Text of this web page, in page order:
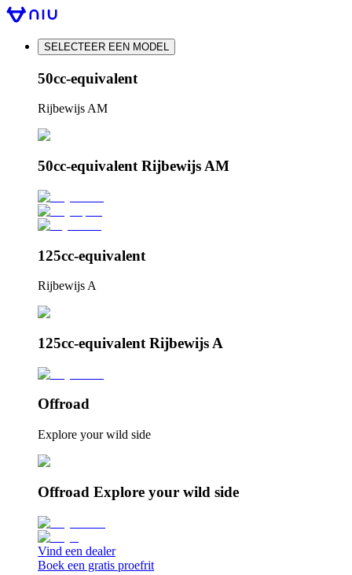
SELECTEER EEN MODEL
50cc-equivalent
Rijbewijs AM
50cc-equivalent Rijbewijs AM
125cc-equivalent
Rijbewijs A
125cc-equivalent Rijbewijs A
Offroad
Explore your wild side
Offroad Explore your wild side
Vind een dealer
Boek een gratis proefrit